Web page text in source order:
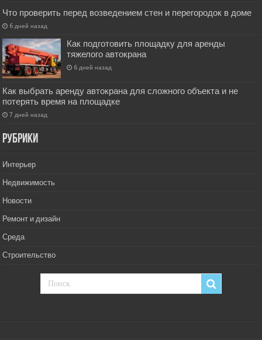
Что проверить перед возведением стен и перегородок в доме
6 дней назад
Как подготовить площадку для аренды
тяжелого автокрана
6 дней назад
Как выбрать аренду автокрана для сложного объекта и не
потерять время на площадке
7 дней назад
РУбрики
Интерьер
Недвижимость
Новости
Ремонт и дизайн
Среда
Строительство